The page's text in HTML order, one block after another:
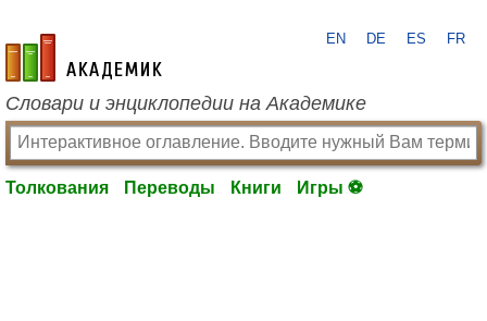
academic.ru
EN DE ES FR
Словари и энциклопедии на Академике
Толкования Переводы Книги Игры ⚽